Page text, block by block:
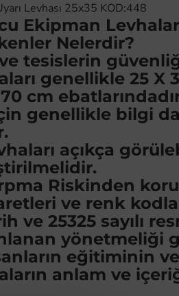
Levhası 25x35 KOD:448
Ekipman
Nelerdir?
tesislerin
genellikle 25 X
cm
genellikle bilgi
açıkça
Riskinden
ve renk
ve 25325 sayılı
yönetmeliği
eğitiminin
anlam ve